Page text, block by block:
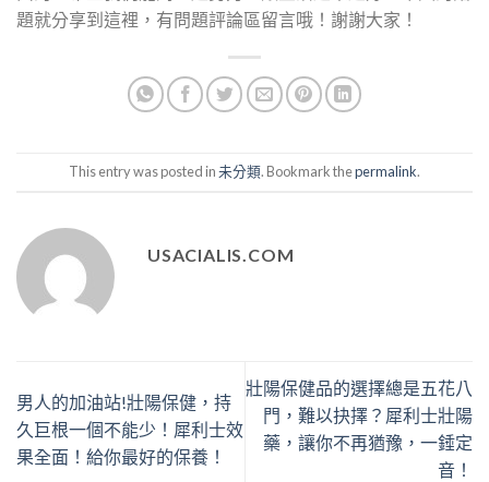
題就分享到這裡，有問題評論區留言哦！謝謝大家！
This entry was posted in未分類. Bookmark thepermalink.
USACIALIS.COM
男人的加油站!壯陽保健，持
久巨根一個不能少！犀利士效
果全面！給你最好的保養！
壯陽保健品的選擇總是五花八
門，難以抉擇？犀利士壯陽
藥，讓你不再猶豫，一錘定
音！